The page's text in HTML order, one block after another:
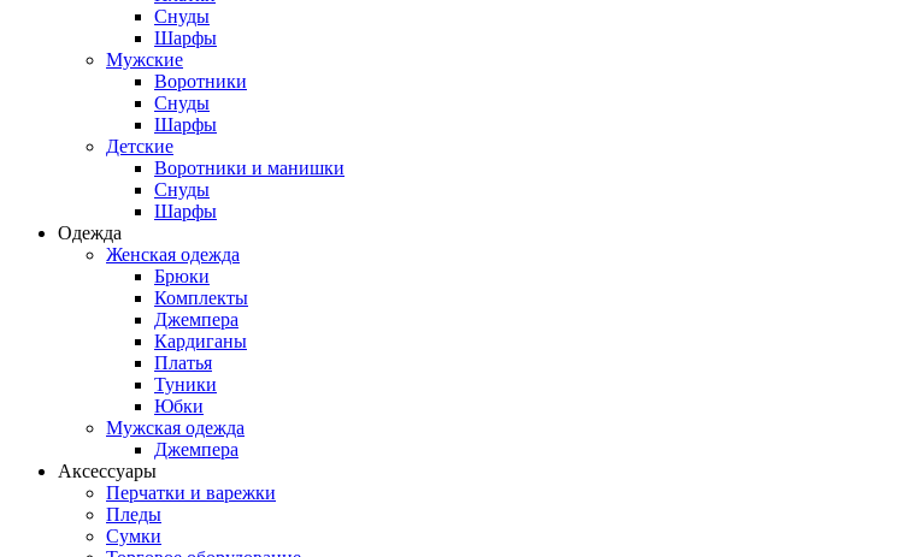
Снуды
Шарфы
Мужские
Воротники
Снуды
Шарфы
Детские
Воротники и манишки
Снуды
Шарфы
Одежда
Женская одежда
Брюки
Комплекты
Джемпера
Кардиганы
Платья
Туники
Юбки
Мужская одежда
Джемпера
Аксессуары
Перчатки и варежки
Пледы
Сумки